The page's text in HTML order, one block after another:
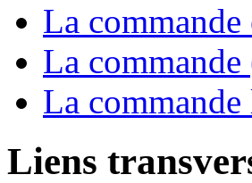
La commande
La
La commande
Liens